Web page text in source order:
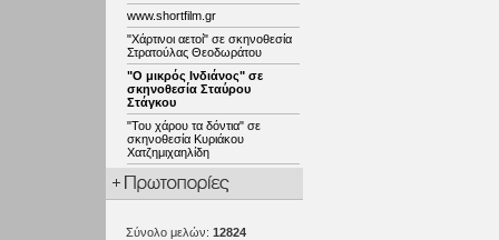
www.shortfilm.gr
"Χάρτινοι αετοί" σε σκηνοθεσία
Στρατούλας Θεοδωράτου
"Ο μικρός Ινδιάνος" σε
σκηνοθεσία Σταύρου
Στάγκου
"Του χάρου τα δόντια" σε
σκηνοθεσία Κυριάκου
Χατζημιχαηλίδη
Σύνολο μελών: 12824